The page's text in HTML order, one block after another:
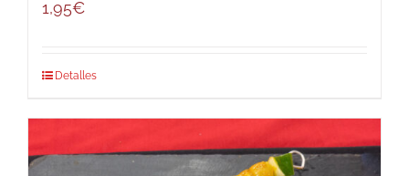
1,95€
Detalles